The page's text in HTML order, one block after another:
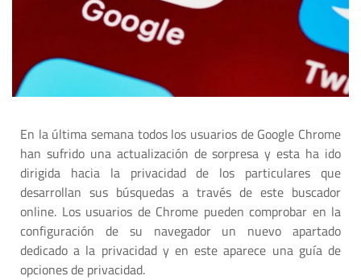
En la última semana todos los usuarios de Google Chrome
han sufrido una actualización de sorpresa y esta ha ido
dirigida hacia la privacidad de los particulares que
desarrollan sus búsquedas a través de este buscador
online. Los usuarios de Chrome pueden comprobar en la
configuración de su navegador un nuevo apartado
dedicado a la privacidad y en este aparece una guía de
opciones de privacidad.